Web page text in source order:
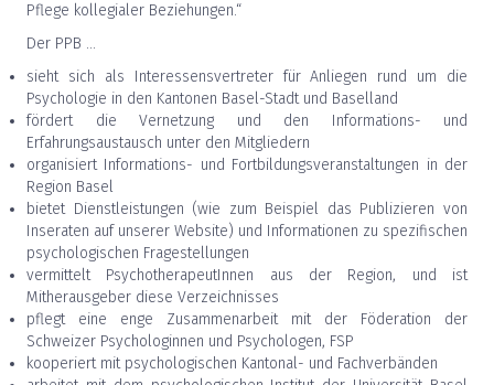
Pflege kollegialer Beziehungen.“
Der PPB ...
sieht sich als Interessensvertreter für Anliegen rund um die
Psychologie in den Kantonen Basel-Stadt und Baselland
fördert die Vernetzung und den Informations- und
Erfahrungsaustausch unter den Mitgliedern
organisiert Informations- und Fortbildungsveranstaltungen in der
Region Basel
bietet Dienstleistungen (wie zum Beispiel das Publizieren von
Inseraten auf unserer Website) und Informationen zu spezifischen
psychologischen Fragestellungen
vermittelt PsychotherapeutInnen aus der Region, und ist
Mitherausgeber diese Verzeichnisses
pflegt eine enge Zusammenarbeit mit der Föderation der
Schweizer Psychologinnen und Psychologen, FSP
kooperiert mit psychologischen Kantonal- und Fachverbänden